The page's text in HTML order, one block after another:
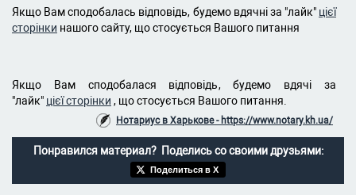
Якщо Вам сподобалась відповідь, будемо вдячні за "лайк" цієї
сторінки нашого сайту, що стосується Вашого питання
Якщо Вам сподобалася відповідь, будемо вдячі за
"лайк" цієї сторінки , що стосується Вашого питання.
Нотариус в Харькове - https://www.notary.kh.ua/
Понравился материал? Поделись со своими друзьями:
Поделиться в X